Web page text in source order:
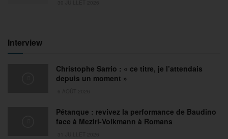
Interview
Christophe Sarrio : « ce titre, je l’attendais
depuis un moment »
Pétanque : revivez la performance de Baudino
face à Meziri-Volkmann à Romans